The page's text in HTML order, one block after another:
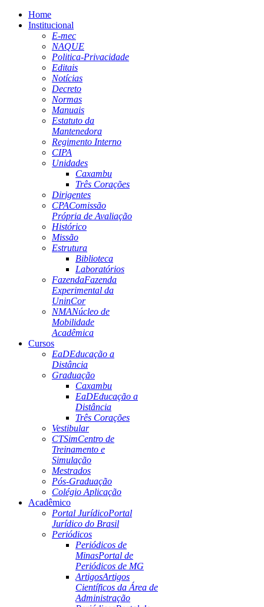
Home
Institucional
E-mec
NAQUE
Politica-Privacidade
Editais
Notícias
Decreto
Normas
Manuais
Estatuto da
Mantenedora
Regimento Interno
CIPA
Unidades
Caxambu
Três Corações
Dirigentes
CPAComissão
Própria de Avaliação
Histórico
Missão
Estrutura
Biblioteca
Laboratórios
FazendaFazenda
Experimental da
UninCor
NMANúcleo de
Mobilidade
Acadêmica
Cursos
EaDEducação a
Distância
Graduação
Caxambu
EaDEducação a
Distância
Três Corações
Vestibular
CTSimCentro de
Treinamento e
Simulação
Mestrados
Pós-Graduação
Colégio Aplicação
Acadêmico
Portal JurídicoPortal
Jurídico do Brasil
Periódicos
Periódicos de
MinasPortal de
Periódicos de MG
ArtigosArtigos
Científicos da Área de
Administração